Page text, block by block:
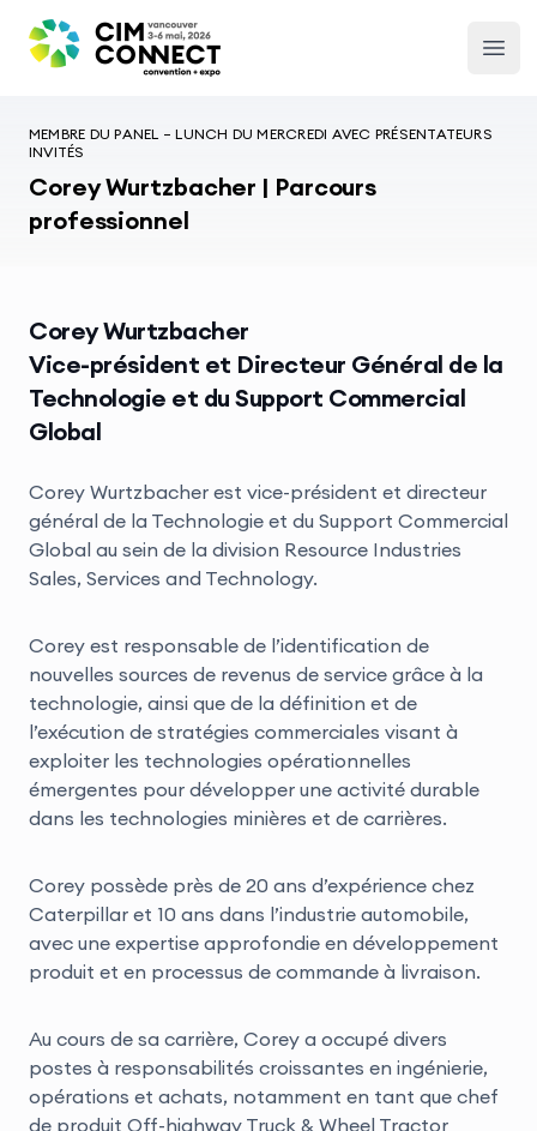
CIM Convention
MEMBRE DU PANEL – LUNCH DU MERCREDI AVEC PRÉSENTATEURS
INVITÉS
Corey Wurtzbacher | Parcours
professionnel
Corey Wurtzbacher
Vice-président et Directeur Général de la
Technologie et du Support Commercial
Global
Corey Wurtzbacher est vice-président et directeur
général de la Technologie et du Support Commercial
Global au sein de la division Resource Industries
Sales, Services and Technology.
Corey est responsable de l’identification de
nouvelles sources de revenus de service grâce à la
technologie, ainsi que de la définition et de
l’exécution de stratégies commerciales visant à
exploiter les technologies opérationnelles
émergentes pour développer une activité durable
dans les technologies minières et de carrières.
Corey possède près de 20 ans d’expérience chez
Caterpillar et 10 ans dans l’industrie automobile,
avec une expertise approfondie en développement
produit et en processus de commande à livraison.
Au cours de sa carrière, Corey a occupé divers
postes à responsabilités croissantes en ingénierie,
opérations et achats, notamment en tant que chef
de produit Off-highway Truck & Wheel Tractor